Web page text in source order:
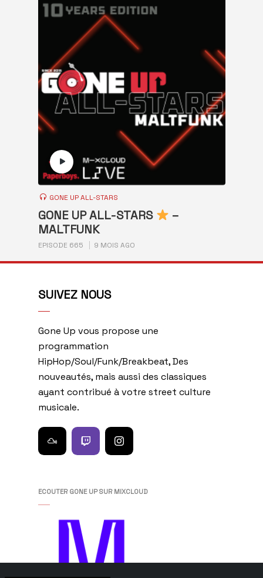
GONE UP ALL-STARS
GONE UP ALL-STARS
–
MALTFUNK
EPISODE 665 9 MOIS AGO
SUIVEZ NOUS
Gone Up vous propose une
programmation
HipHop/Soul/Funk/Breakbeat, Des
nouveautés, mais aussi des classiques
ayant contribué à votre street culture
musicale.
ECOUTER GONE UP SUR MIXCLOUD